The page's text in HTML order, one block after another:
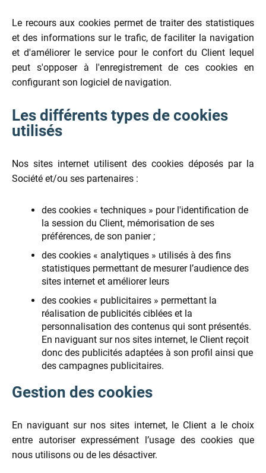
Le recours aux cookies permet de traiter des statistiques
et des informations sur le trafic, de faciliter la navigation
et d'améliorer le service pour le confort du Client lequel
peut s'opposer à l'enregistrement de ces cookies en
configurant son logiciel de navigation.
Les différents types de cookies
utilisés
Nos sites internet utilisent des cookies déposés par la
Société et/ou ses partenaires :
des cookies « techniques » pour l'identification de
la session du Client, mémorisation de ses
préférences, de son panier ;
des cookies « analytiques » utilisés à des fins
statistiques permettant de mesurer l’audience des
sites internet et améliorer leurs
des cookies « publicitaires » permettant la
réalisation de publicités ciblées et la
personnalisation des contenus qui sont présentés.
En naviguant sur nos sites internet, le Client reçoit
donc des publicités adaptées à son profil ainsi que
des campagnes publicitaires.
Gestion des cookies
En naviguant sur nos sites internet, le Client a le choix
entre autoriser expressément l’usage des cookies que
nous utilisons ou de les désactiver.